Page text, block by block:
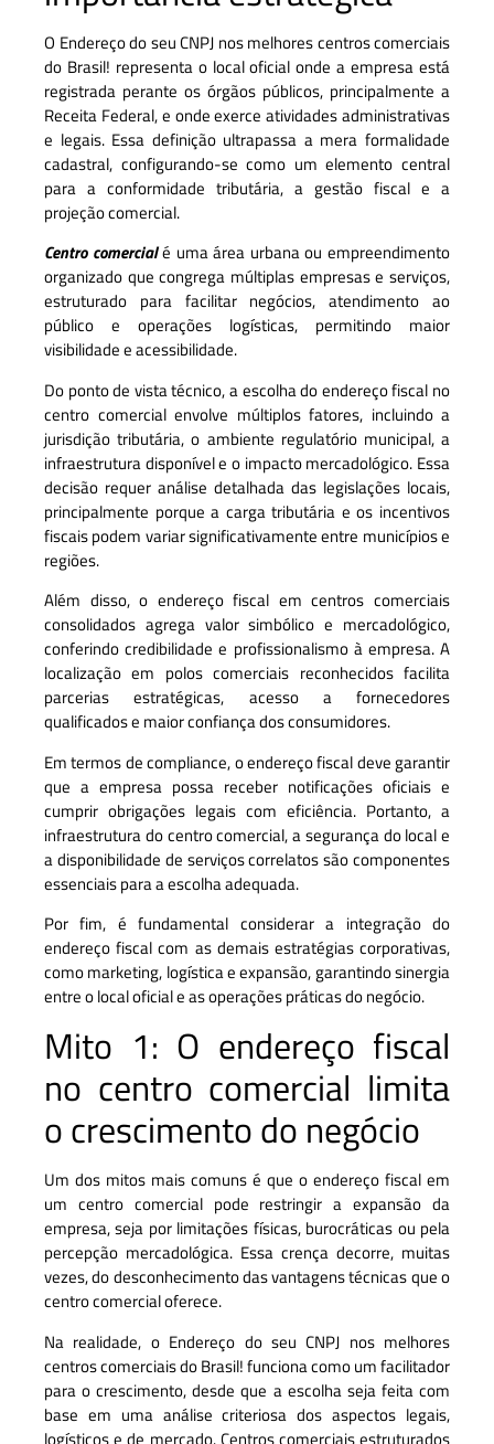
O Endereço do seu CNPJ nos melhores centros comerciais
do Brasil! representa o local oficial onde a empresa está
registrada perante os órgãos públicos, principalmente a
Receita Federal, e onde exerce atividades administrativas
e legais. Essa definição ultrapassa a mera formalidade
cadastral, configurando-se como um elemento central
para a conformidade tributária, a gestão fiscal e a
projeção comercial.
Centro comercialé uma área urbana ou empreendimento
organizado que congrega múltiplas empresas e serviços,
estruturado para facilitar negócios, atendimento ao
público e operações logísticas, permitindo maior
visibilidade e acessibilidade.
Do ponto de vista técnico, a escolha do endereço fiscal no
centro comercial envolve múltiplos fatores, incluindo a
jurisdição tributária, o ambiente regulatório municipal, a
infraestrutura disponível e o impacto mercadológico. Essa
decisão requer análise detalhada das legislações locais,
principalmente porque a carga tributária e os incentivos
fiscais podem variar significativamente entre municípios e
regiões.
Além disso, o endereço fiscal em centros comerciais
consolidados agrega valor simbólico e mercadológico,
conferindo credibilidade e profissionalismo à empresa. A
localização em polos comerciais reconhecidos facilita
parcerias estratégicas, acesso a fornecedores
qualificados e maior confiança dos consumidores.
Em termos de compliance, o endereço fiscal deve garantir
que a empresa possa receber notificações oficiais e
cumprir obrigações legais com eficiência. Portanto, a
infraestrutura do centro comercial, a segurança do local e
a disponibilidade de serviços correlatos são componentes
essenciais para a escolha adequada.
Por fim, é fundamental considerar a integração do
endereço fiscal com as demais estratégias corporativas,
como marketing, logística e expansão, garantindo sinergia
entre o local oficial e as operações práticas do negócio.
Mito 1: O endereço fiscal
no centro comercial limita
o crescimento do negócio
Um dos mitos mais comuns é que o endereço fiscal em
um centro comercial pode restringir a expansão da
empresa, seja por limitações físicas, burocráticas ou pela
percepção mercadológica. Essa crença decorre, muitas
vezes, do desconhecimento das vantagens técnicas que o
centro comercial oferece.
Na realidade, o Endereço do seu CNPJ nos melhores
centros comerciais do Brasil! funciona como um facilitador
para o crescimento, desde que a escolha seja feita com
base em uma análise criteriosa dos aspectos legais,
logísticos e de mercado. Centros comerciais estruturados